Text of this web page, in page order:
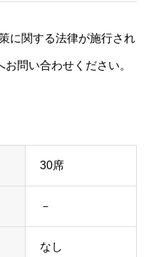
に関する法律が施行され
問い合わせください。
30席
－
なし